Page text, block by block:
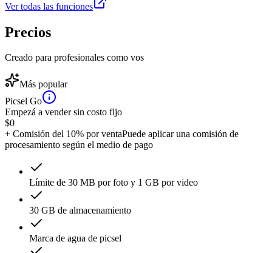
Ver todas las funciones
Precios
Creado para profesionales como vos
Más popular
Picsel Go
Empezá a vender sin costo fijo
$0
+ Comisión del 10% por ventaPuede aplicar una comisión de
procesamiento según el medio de pago
Límite de 30 MB por foto y 1 GB por video
30 GB de almacenamiento
Marca de agua de picsel